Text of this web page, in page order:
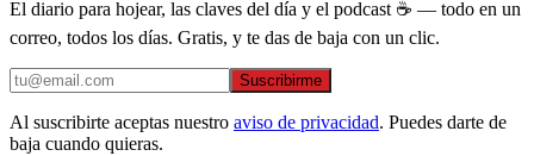
El diario para hojear, las claves del día y el podcast ☕ — todo en un
correo, todos los días. Gratis, y te das de baja con un clic.
Suscribirme
Al suscribirte aceptas nuestro aviso de privacidad. Puedes darte de
baja cuando quieras.